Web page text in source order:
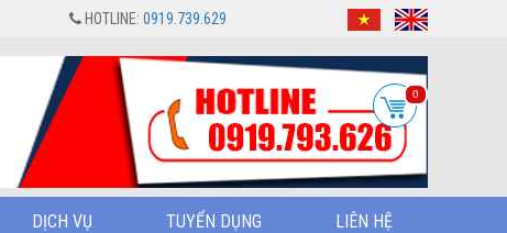
HOTLINE: 0919.739.629
0
DỊCH VỤ TUYỂN DỤNG LIÊN HỆ